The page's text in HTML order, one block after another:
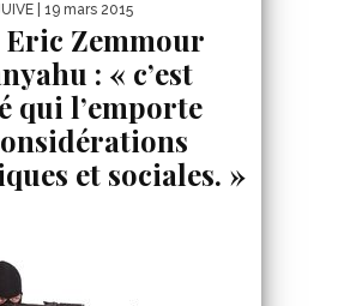
| 19 mars 2015
Eric Zemmour
: « c’est
qui l’emporte
et sociales. »